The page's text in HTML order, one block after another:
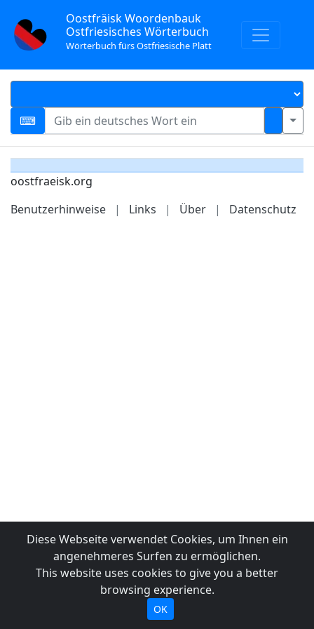
Oostfräisk Woordenbauk
Ostfriesisches Wörterbuch
Wörterbuch fürs Ostfriesische Platt
oostfraeisk.org
Benutzerhinweise
| Links | Über | Datenschutz
Diese Webseite verwendet Cookies, um Ihnen ein
angenehmeres Surfen zu ermöglichen.
This website uses cookies to give you a better
browsing experience.
OK